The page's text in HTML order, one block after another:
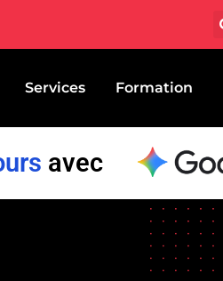
Services Formation
avec